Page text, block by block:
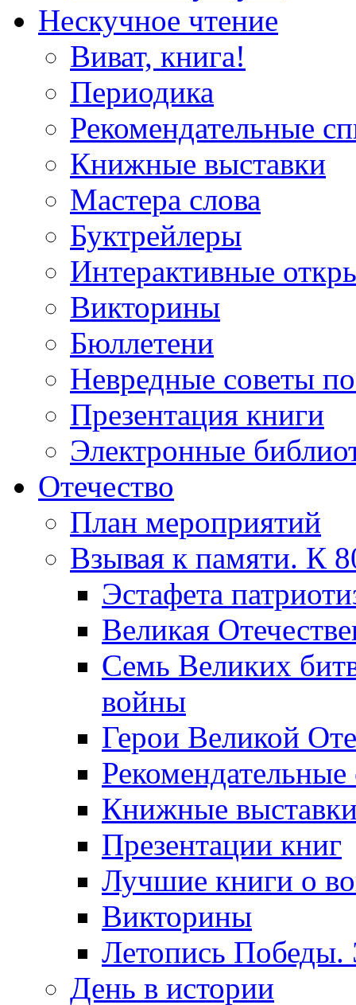
Нескучное чтение
Виват, книга!
Периодика
Рекомендательные
Книжные выставки
Мастера слова
Буктрейлеры
Интерактивные
Викторины
Бюллетени
Невредные советы
Презентация книги
Электронные
Отечество
План мероприятий
Взывая к памяти. К
Эcтафета
Великая
Семь Великих
войны
Герои Великой
Рекомендательные
Книжные
Презентации книг
Лучшие книги о
Викторины
Летопись Победы.
День в истории